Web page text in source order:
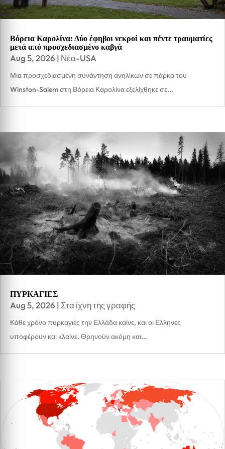
Βόρεια Καρολίνα: Δύο έφηβοι νεκροί και πέντε τραυματίες
μετά από προσχεδιασμένο καβγά
Aug 5, 2026 | Νέα-USA
Μια προσχεδιασμένη συνάντηση ανηλίκων σε πάρκο του
Winston-Salem στη Βόρεια Καρολίνα εξελίχθηκε σε...
ΠΥΡΚΑΓΙΕΣ
Aug 5, 2026 | Στα ίχνη της γραφής
Κάθε χρόνο πυρκαγιές την Ελλάδα καίνε, και οι Ελληνες
υποφέρουν και κλαίνε. Θρηνούν ακόμη και...